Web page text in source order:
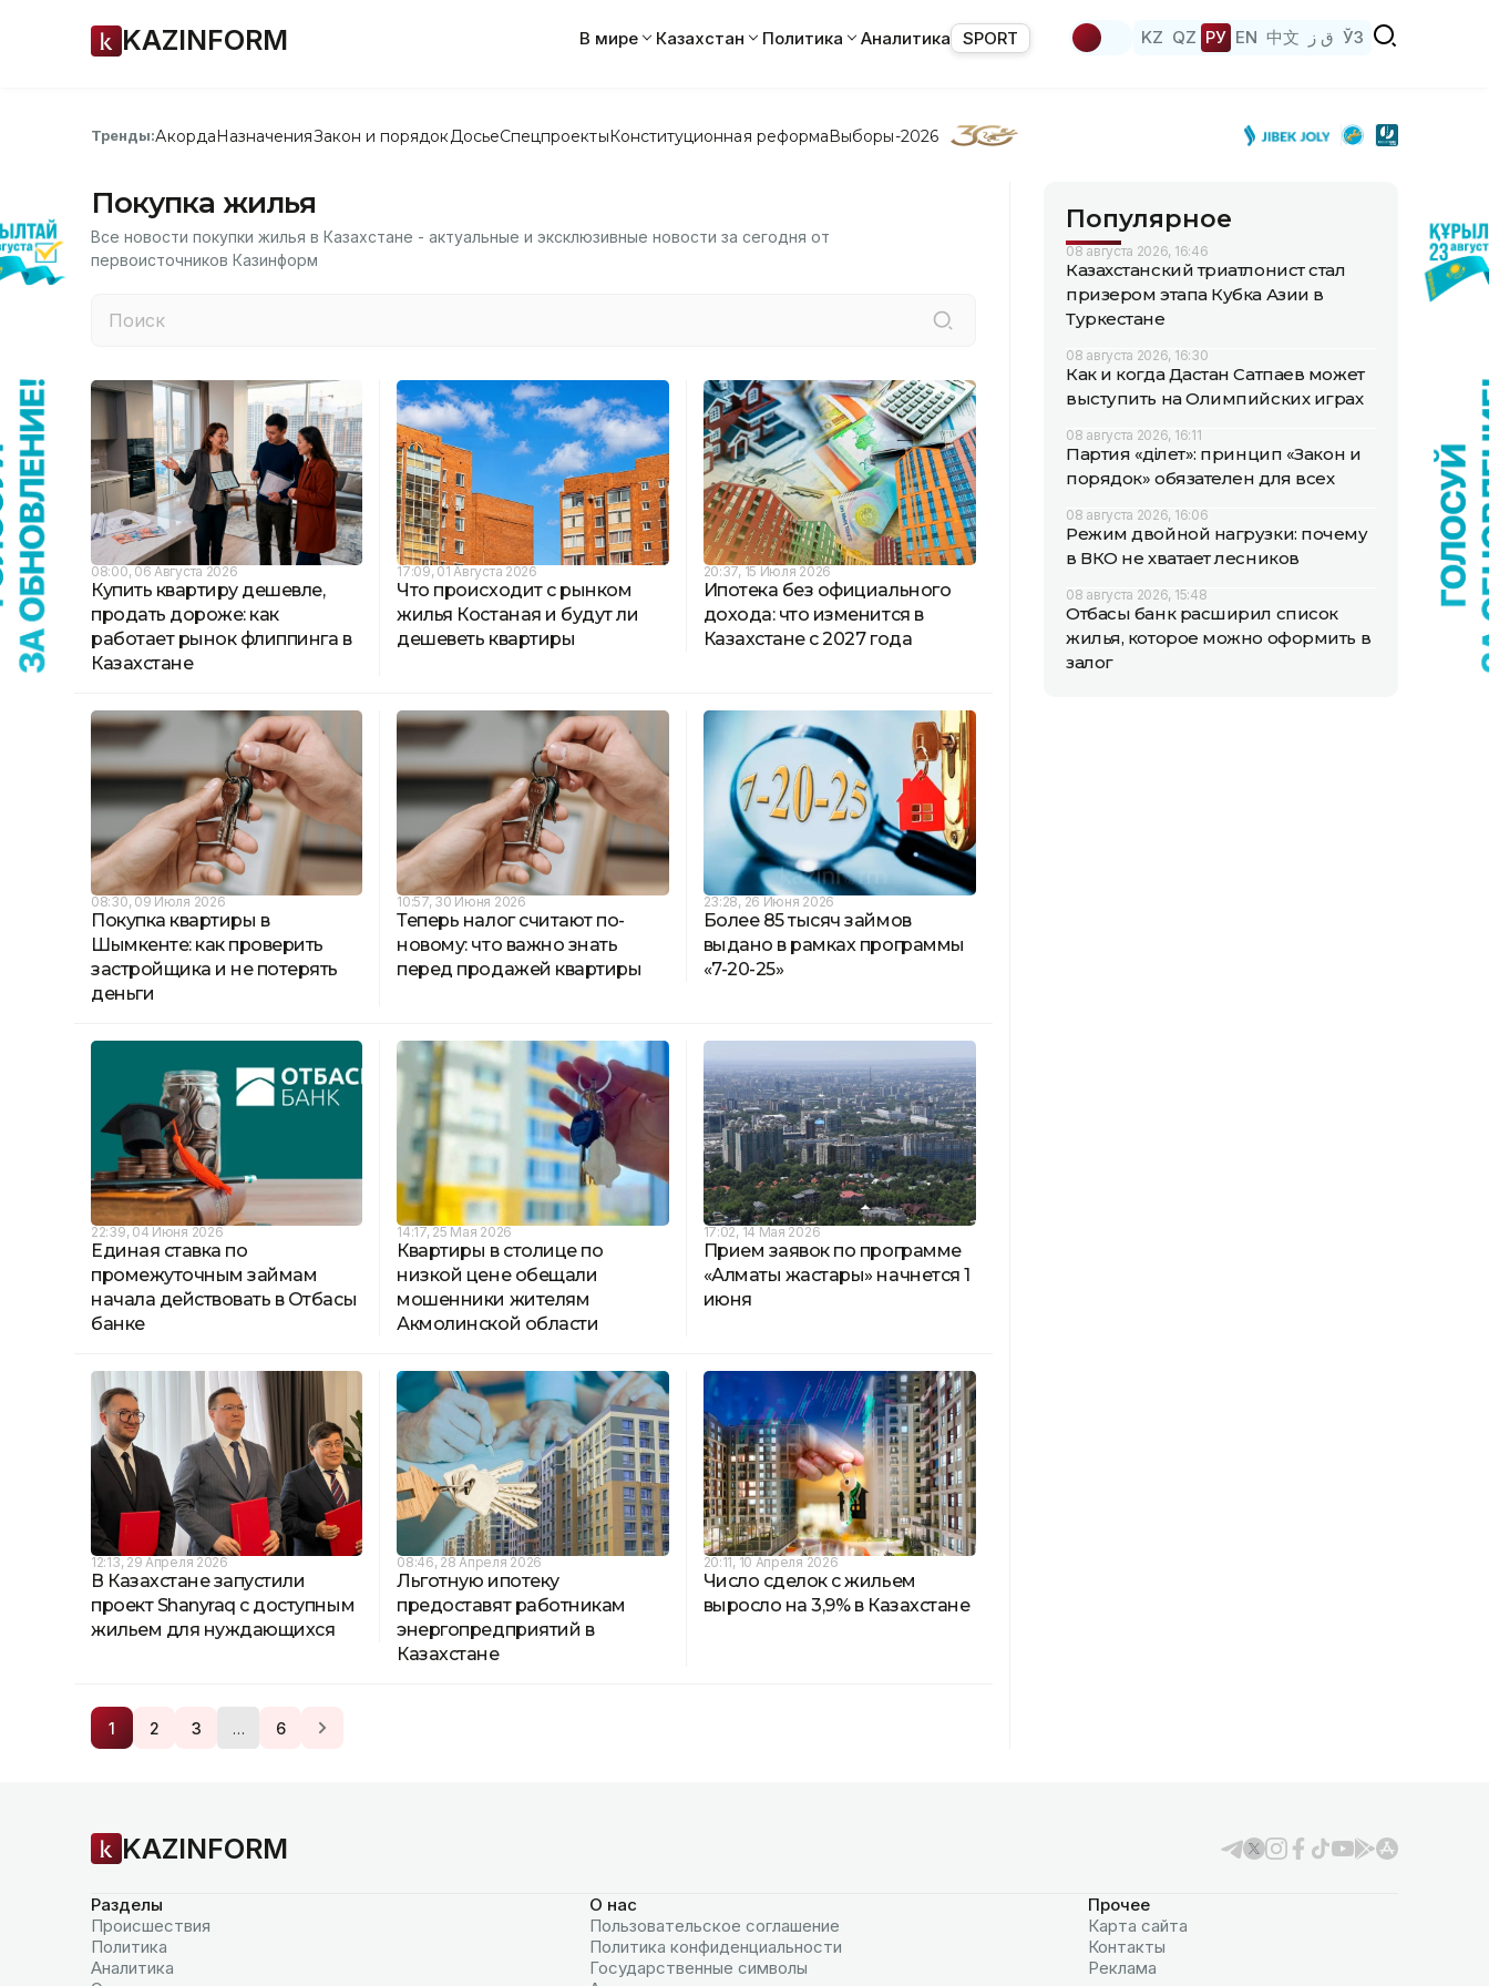
KAZINFORM В мире Казахстан Политика Аналитика SPORT KZ QZ РУ EN 中文 ق ز ЎЗ
Тренды:АкордаНазначенияЗакон и порядок ДосьеСпецпроектыКонституционная реформаВыборы-2026
Покупка жилья
Все новости покупки жилья в Казахстане - актуальные и эксклюзивные новости за сегодня от
первоисточников Казинформ
08:00, 06 Августа 2026
Купить квартиру дешевле,
продать дороже: как
работает рынок флиппинга в
Казахстане
17:09, 01 Августа 2026
Что происходит с рынком
жилья Костаная и будут ли
дешеветь квартиры
20:37, 15 Июля 2026
Ипотека без официального
дохода: что изменится в
Казахстане с 2027 года
08:30, 09 Июля 2026
Покупка квартиры в
Шымкенте: как проверить
застройщика и не потерять
деньги
10:57, 30 Июня 2026
Теперь налог считают по-
новому: что важно знать
перед продажей квартиры
23:28, 26 Июня 2026
Более 85 тысяч займов
выдано в рамках программы
«7-20-25»
22:39, 04 Июня 2026
Единая ставка по
промежуточным займам
начала действовать в Отбасы
банке
14:17, 25 Мая 2026
Квартиры в столице по
низкой цене обещали
мошенники жителям
Акмолинской области
17:02, 14 Мая 2026
Прием заявок по программе
«Алматы жастары» начнется 1
июня
12:13, 29 Апреля 2026
В Казахстане запустили
проект Shanyraq с доступным
жильем для нуждающихся
08:46, 28 Апреля 2026
Льготную ипотеку
предоставят работникам
энергопредприятий в
Казахстане
20:11, 10 Апреля 2026
Число сделок с жильем
выросло на 3,9% в Казахстане
1 2 3 … 6
Популярное
08 августа 2026, 16:46
Казахстанский триатлонист стал
призером этапа Кубка Азии в
Туркестане
08 августа 2026, 16:30
Как и когда Дастан Сатпаев может
выступить на Олимпийских играх
08 августа 2026, 16:11
Партия «Әділет»: принцип «Закон и
порядок» обязателен для всех
08 августа 2026, 16:06
Режим двойной нагрузки: почему
в ВКО не хватает лесников
08 августа 2026, 15:48
Отбасы банк расширил список
жилья, которое можно оформить в
залог
KAZINFORM
Разделы
Происшествия
Политика
Аналитика
О нас
Пользовательское соглашение
Политика конфиденциальности
Государственные символы
Прочее
Карта сайта
Контакты
Реклама